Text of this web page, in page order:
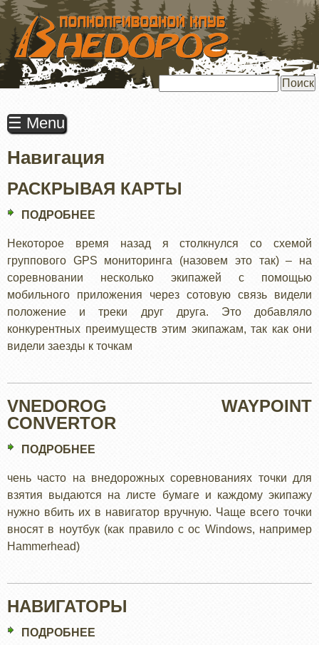
ПЕРЕЙТИ
ОСНОВНОМУ
СОДЕРЖАНИЮ
☰ Menu
Навигация
РАСКРЫВАЯ КАРТЫ
ПОДРОБНЕЕ
КАРТЫ
Некоторое время назад я столкнулся со схемой
группового GPS мониторинга (назовем это так) – на
соревновании несколько экипажей с помощью
мобильного приложения через сотовую связь видели
положение и треки друг друга. Это добавляло
конкурентных преимуществ этим экипажам, так как они
видели заезды к точкам
VNEDOROG WAYPOINT
CONVERTOR
ПОДРОБНЕЕ
WAYPOINT
CONVERTOR
чень часто на внедорожных соревнованиях точки для
взятия выдаются на листе бумаге и каждому экипажу
нужно вбить их в навигатор вручную. Чаще всего точки
вносят в ноутбук (как правило с ос Windows, например
Hammerhead)
НАВИГАТОРЫ
ПОДРОБНЕЕ